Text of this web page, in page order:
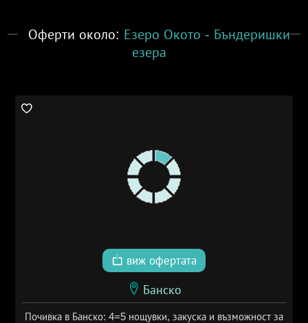
Оферти около: Езеро Окото - Бъндеришки
езера
виж офертата
Банско
Почивка в Банско: 4=5 нощувки, закуска и възможност за